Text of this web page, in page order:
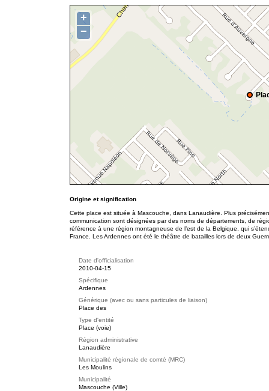
+
−
Origine et signification
Cette place est située à Mascouche, dans Lanaudière. Plus
communication sont désignées par des noms de départements, de
référence à une région montagneuse de l’est de la Belgique, qui
France. Les Ardennes ont été le théâtre de batailles lors de deux
Date d'officialisation
2010-04-15
Spécifique
Ardennes
Générique (avec ou sans particules de liaison)
Place des
Type d'entité
Place (voie)
Région administrative
Lanaudière
Municipalité régionale de comté (MRC)
Les Moulins
Municipalité
Mascouche (Ville)